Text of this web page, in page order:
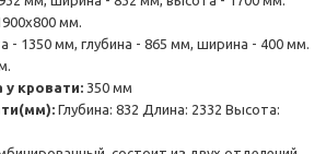
мм.
- 1350 мм, глубина - 865 мм, ширина - 400 мм.
кровати: 350 мм
Глубина: 832 Длина: 2332 Высота: